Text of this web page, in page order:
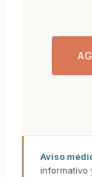
Aviso
informativo